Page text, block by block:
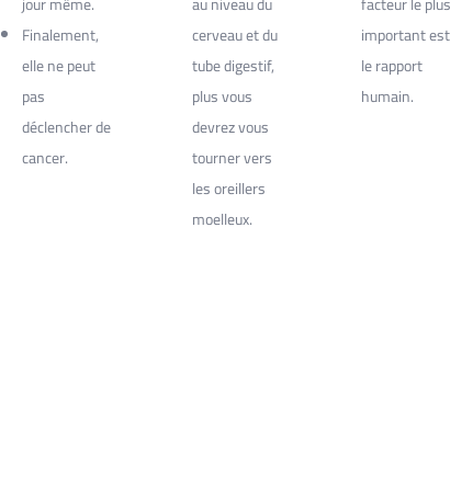
Finalement,
elle ne peut
pas
déclencher de
cancer.
cerveau et du
tube digestif,
plus vous
devrez vous
tourner vers
les oreillers
moelleux.
important est
le rapport
humain.